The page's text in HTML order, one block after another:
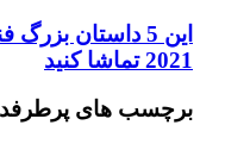
این 5 داستان
2021 تماشا کنید
برچسب های